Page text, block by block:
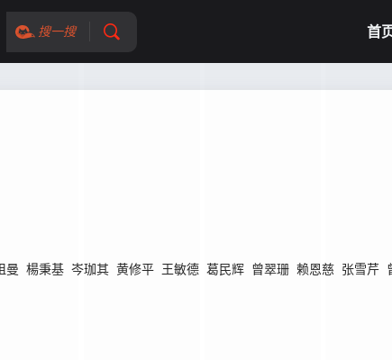
搜一搜 首
曼 楊秉基 岑珈其 黄修平 王敏德 葛民辉 曾翠珊 赖恩慈 张雪芹